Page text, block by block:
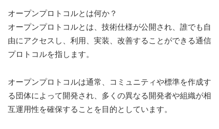
オープンプロトコルとは何か？
オープンプロトコルとは、技術仕様が公開され、誰でも自
由にアクセスし、利用、実装、改善することができる通信
プロトコルを指します。
オープンプロトコルは通常、コミュニティや標準を作成す
る団体によって開発され、多くの異なる開発者や組織が相
互運用性を確保することを目的としています。